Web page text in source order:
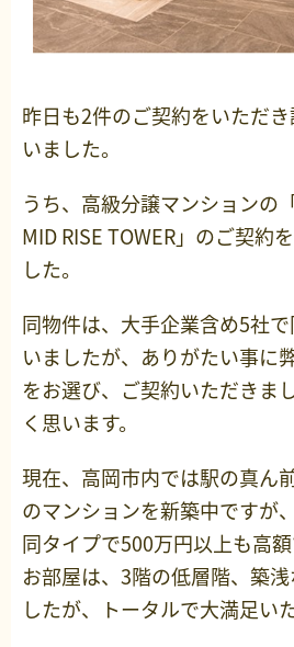
昨日も2件のご契約をいただ
いました。
うち、高級分譲マンションの
MID RISE TOWER」のご契約
した。
同物件は、大手企業含め5社
いましたが、ありがたい事に
をお選び、ご契約いただきま
く思います。
現在、高岡市内では駅の真ん
のマンションを新築中ですが
同タイプで500万円以上も高
お部屋は、3階の低層階、築
したが、トータルで大満足い